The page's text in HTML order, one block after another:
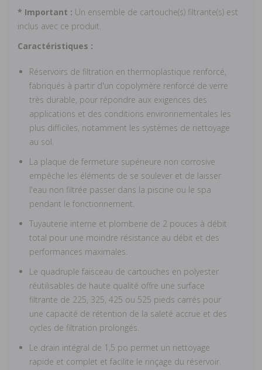
* Important : Un ensemble de cartouche(s) filtrante(s) est
inclus avec ce produit.
Caractéristiques :
Réservoirs de filtration en thermoplastique renforcé,
fabriqués à partir d'un copolymère renforcé de verre
très durable, pour répondre aux exigences des
applications et des conditions environnementales les
plus difficiles, notamment les systèmes de nettoyage
au sol.
La plaque de fermeture supérieure non corrosive
empêche les éléments de se soulever et de laisser
l'eau non filtrée passer dans la piscine ou le spa
pendant le fonctionnement.
Tuyauterie interne et plomberie de 2 pouces à débit
total pour une moindre résistance au débit et des
performances maximales.
Le quadruple faisceau de cartouches en polyester
réutilisables de haute qualité offre une surface
filtrante de 225, 325, 425 ou 525 pieds carrés pour
une capacité de rétention de la saleté accrue et des
cycles de filtration prolongés.
Le drain intégral de 1,5 po permet un nettoyage
rapide et complet et facilite le rinçage du réservoir.